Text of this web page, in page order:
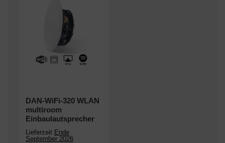
DAN-WiFi-320 WLAN
multiroom
Einbaulautsprecher
Lieferzeit Ende
September 2026